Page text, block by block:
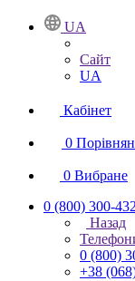
UA
Сайт
UA
Кабінет
0
0 Вибране
0 (800) 300-432
Назад
0 (800)
+38